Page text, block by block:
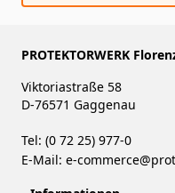
PROTEKTORWERK
Viktoriastraße 58
D-76571 Gaggenau
Tel: (0 72 25) 977-0
E-Mail: e-